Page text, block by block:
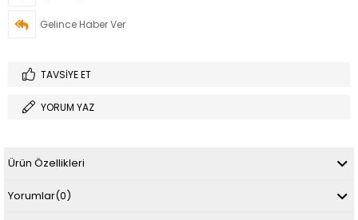
Gelince Haber Ver
TAVSIYE ET
YORUM YAZ
Ürün Özellikleri
Yorumlar(0)